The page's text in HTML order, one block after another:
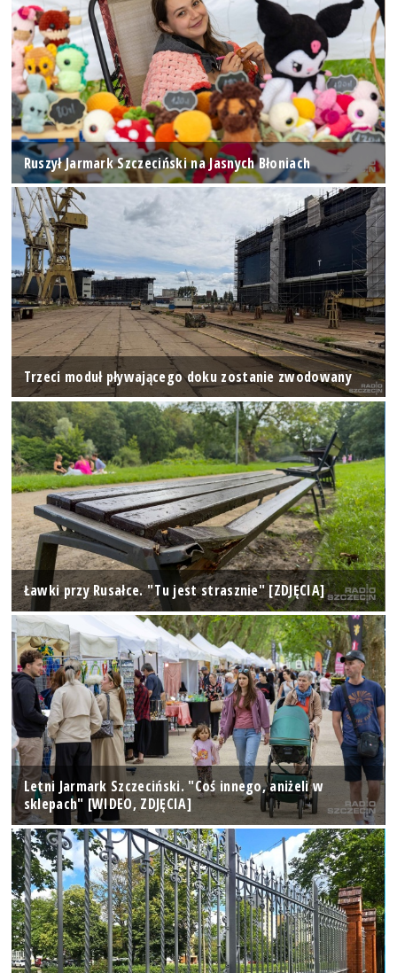
Ruszył Jarmark Szczeciński na Jasnych Błoniach
Trzeci moduł pływającego doku zostanie zwodowany
Ławki przy Rusałce. "Tu jest strasznie" [ZDJĘCIA]
Letni Jarmark Szczeciński. "Coś innego, aniżeli w
sklepach" [WIDEO, ZDJĘCIA]